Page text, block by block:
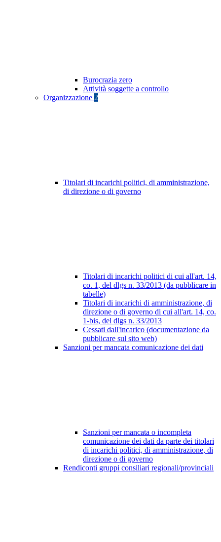
Burocrazia zero
Attività soggette a controllo
Organizzazione 2
Titolari di incarichi politici, di amministrazione,
di direzione o di governo
Titolari di incarichi politici di cui all'art. 14,
co. 1, del dlgs n. 33/2013 (da pubblicare in
tabelle)
Titolari di incarichi di amministrazione, di
direzione o di governo di cui all'art. 14, co.
1-bis, del dlgs n. 33/2013
Cessati dall'incarico (documentazione da
pubblicare sul sito web)
Sanzioni per mancata comunicazione dei dati
Sanzioni per mancata o incompleta
comunicazione dei dati da parte dei titolari
di incarichi politici, di amministrazione, di
direzione o di governo
Rendiconti gruppi consiliari regionali/provinciali